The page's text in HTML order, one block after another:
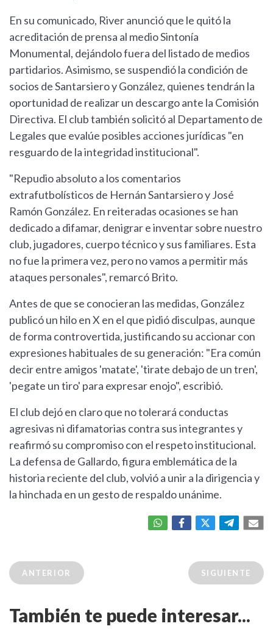
En su comunicado, River anunció que le quitó la
acreditación de prensa al medio Sintonía
Monumental, dejándolo fuera del listado de medios
partidarios. Asimismo, se suspendió la condición de
socios de Santarsiero y González, quienes tendrán la
oportunidad de realizar un descargo ante la Comisión
Directiva. El club también solicitó al Departamento de
Legales que evalúe posibles acciones jurídicas "en
resguardo de la integridad institucional".
"Repudio absoluto a los comentarios
extrafutbolísticos de Hernán Santarsiero y José
Ramón González. En reiteradas ocasiones se han
dedicado a difamar, denigrar e inventar sobre nuestro
club, jugadores, cuerpo técnico y sus familiares. Esta
no fue la primera vez, pero no vamos a permitir más
ataques personales", remarcó Brito.
Antes de que se conocieran las medidas, González
publicó un hilo en X en el que pidió disculpas, aunque
de forma controvertida, justificando su accionar con
expresiones habituales de su generación: "Era común
decir entre amigos 'matate', 'tirate debajo de un tren',
'pegate un tiro' para expresar enojo", escribió.
El club dejó en claro que no tolerará conductas
agresivas ni difamatorias contra sus integrantes y
reafirmó su compromiso con el respeto institucional.
La defensa de Gallardo, figura emblemática de la
historia reciente del club, volvió a unir a la dirigencia y
la hinchada en un gesto de respaldo unánime.
ANTERIOR SIGUIENTE
También te puede interesar...